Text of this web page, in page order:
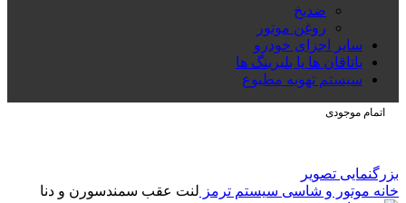
ضدیخ
روغن موتور
سایر اجزای خودرو
یاتاقان ها یا بلبرینگ ها
سیستم تهویه مطبوع
اتمام موجودی
بزرگنمایی تصویر
خانه موتور و شاسی سیستم ترمز لنت عقب سمندسورن و دنا